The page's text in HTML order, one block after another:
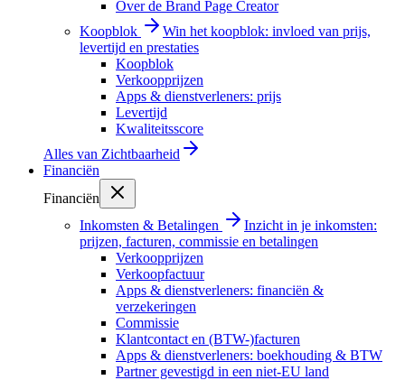
Over de Brand Page Creator
Koopblok
Win het koopblok: invloed van prijs,
levertijd en prestaties
Koopblok
Verkoopprijzen
Apps & dienstverleners: prijs
Levertijd
Kwaliteitsscore
Alles van Zichtbaarheid
Financiën
Financiën
Inkomsten & Betalingen
Inzicht in je inkomsten:
prijzen, facturen, commissie en betalingen
Verkoopprijzen
Verkoopfactuur
Apps & dienstverleners: financiën &
verzekeringen
Commissie
Klantcontact en (BTW-)facturen
Apps & dienstverleners: boekhouding & BTW
Partner gevestigd in een niet-EU land